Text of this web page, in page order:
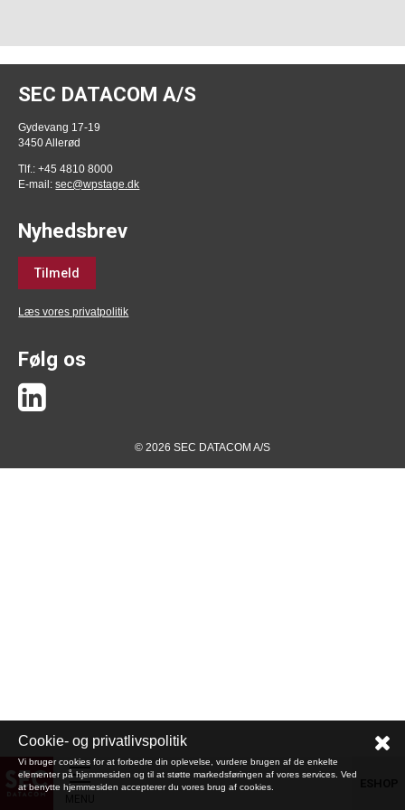
SEC DATACOM A/S
Gydevang 17-19
3450 Allerød
Tlf.: +45 4810 8000
E-mail:sec@wpstage.dk
Nyhedsbrev
Tilmeld
Læs vores privatpolitik
Følg os
© 2026 SEC DATACOM A/S
Cookie- og privatlivspolitik
Vi bruger cookies for at forbedre din oplevelse, vurdere brugen af de enkelte
elementer på hjemmesiden og til at støtte markedsføringen af vores services. Ved
at benytte hjemmesiden accepterer du vores brug af cookies.